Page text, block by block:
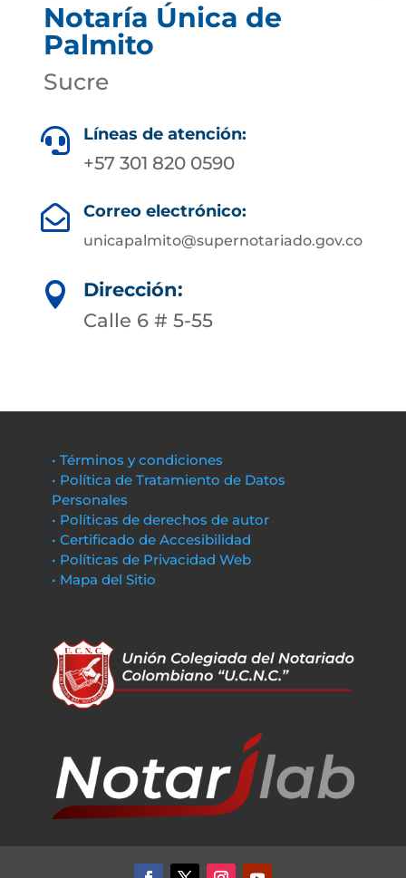
Notaría Única de
Palmito
Sucre
 Líneas de atención:
+57 301 820 0590
 Correo electrónico:
unicapalmito@supernotariado.gov.co

Dirección:
Calle 6 # 5-55
• Términos y condiciones
• Política de Tratamiento de Datos
Personales
• Políticas de derechos de autor
• Certificado de Accesibilidad
• Políticas de Privacidad Web
• Mapa del Sitio